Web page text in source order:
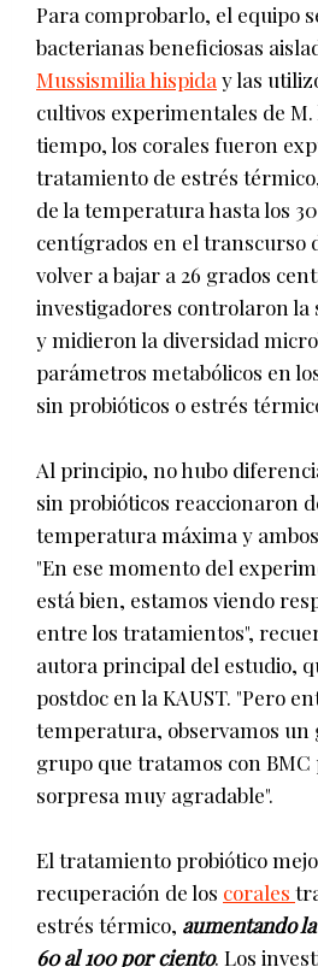
Para comprobarlo, el equipo
bacterianas beneficiosas
Mussismilia hispida y las
cultivos experimentales de
tiempo, los corales fueron
tratamiento de estrés
de la temperatura hasta los
centígrados en el transcurso
volver a bajar a 26 grados
investigadores controlaron la
y midieron la diversidad
parámetros metabólicos en
sin probióticos o estrés
Al principio, no hubo
sin probióticos reaccionaron
temperatura máxima y
"En ese momento del
está bien, estamos viendo
entre los tratamientos",
autora principal del estudio,
postdoc en la KAUST. "Pero
temperatura, observamos
grupo que tratamos con BMC
sorpresa muy agradable".
El tratamiento probiótico
recuperación de los corales
estrés térmico, aumentando
60 al 100 por ciento. Los